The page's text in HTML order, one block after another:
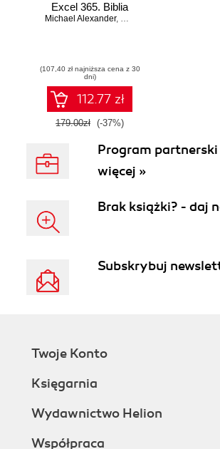
Excel 365. Biblia
Michael Alexander, Dick Kusleika
(107,40 zł najniższa cena z 30
dni)
112.77 zł
179.00zł (-37%)
Program
więcej »
Brak książki? - daj
Subskrybuj
Twoje Konto
Księgarnia
Wydawnictwo Helion
Współpraca